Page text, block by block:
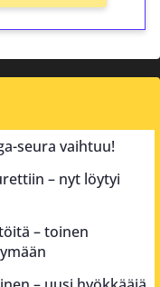
seura vaihtuu!
– nyt löytyi
– toinen